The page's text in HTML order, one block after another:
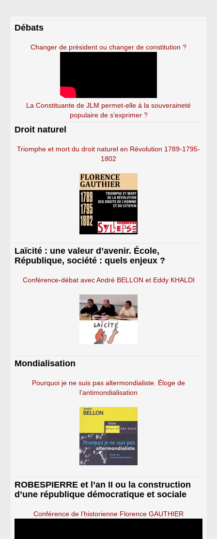
Débats
Changer de président ou changer de constitution ?
La Constituante de JLM permet-elle à la souveraineté
populaire de s’exprimer ?
Droit naturel
Triomphe et mort du droit naturel en Révolution 1789-1795-
1802
Laïcité : une valeur d’avenir. École,
République, société : quels enjeux ?
Conférence-débat avec André BELLON et Eddy KHALDI
Mondialisation
Pourquoi je ne suis pas altermondialiste. Éloge de
l’antimondialisation
ROBESPIERRE et l’an II ou la construction
d’une république démocratique et sociale
Conférence de l’historienne Florence GAUTHIER